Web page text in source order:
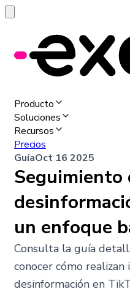
Producto
Soluciones
Recursos
Precios
GuíaOct 16 2025
Seguimiento
un enfoque
Consulta la guía
conocer cómo
desinformación en